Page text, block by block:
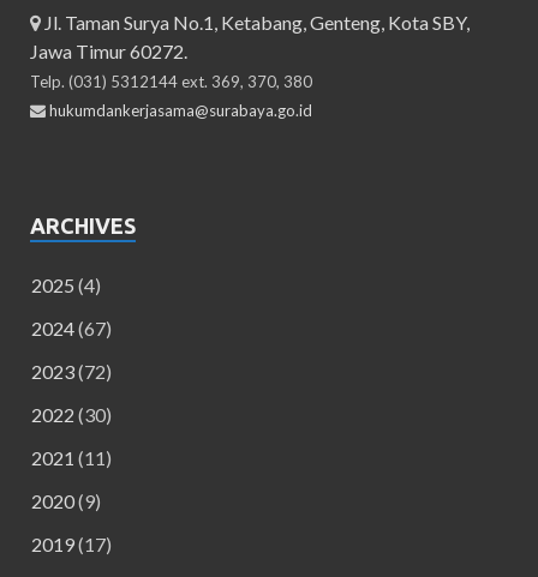
Jl. Taman Surya No.1, Ketabang, Genteng, Kota SBY,
Jawa Timur 60272.
Telp. (031) 5312144 ext. 369, 370, 380
hukumdankerjasama@surabaya.go.id
ARCHIVES
2025 (4)
2024(67)
2023(72)
2022 (30)
2021 (11)
2020(9)
2019(17)